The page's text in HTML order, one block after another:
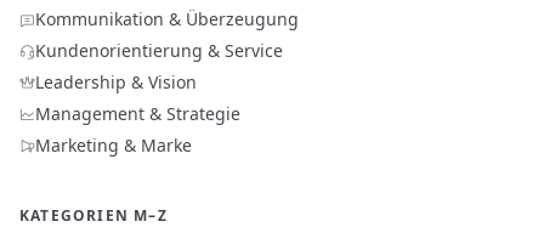
Kommunikation & Überzeugung
Kundenorientierung & Service
Leadership & Vision
Management & Strategie
Marketing & Marke
KATEGORIEN M–Z